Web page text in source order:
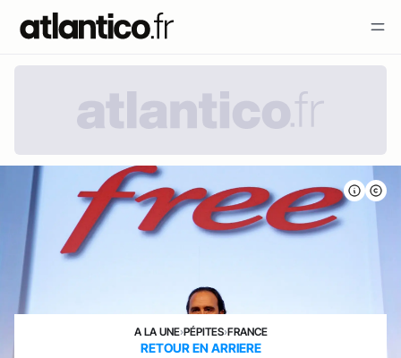
A LA UNE›PÉPITES›FRANCE
RETOUR EN ARRIERE